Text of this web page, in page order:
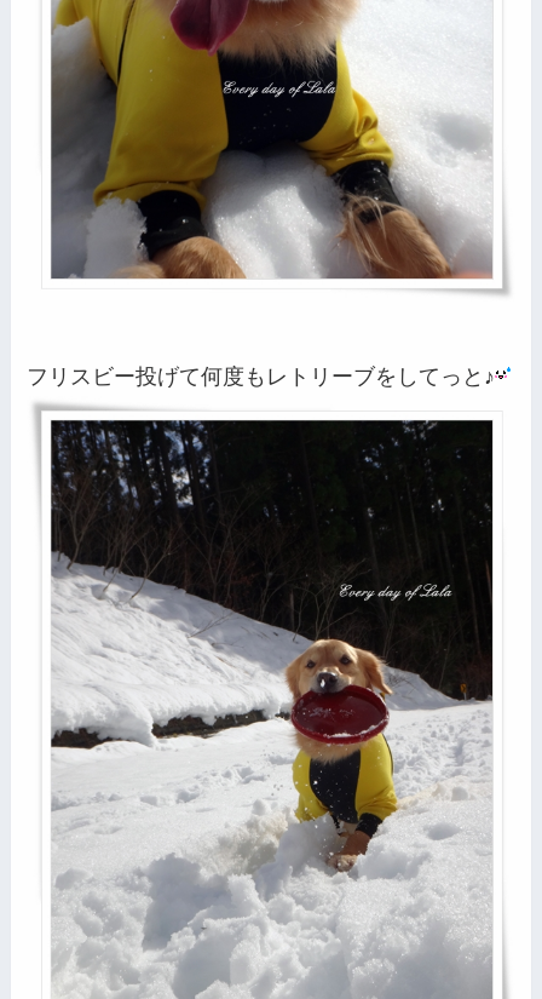
フリスビー投げて何度もレトリーブをしてっと♪